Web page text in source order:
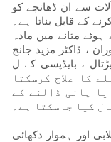
سے ان ڈھانچے کو
کے قابل بناتا ہے۔
مثانے میں مادہ
، ڈاکٹر مزید جانچ
پڑتال ، بایڈپسی کے ل any ٹشو کو ہٹا سکتا ہے اور ممکنہ
کا علاج کرسکتا
پانی ڈالنے کے
کیا جاسکتا ہے۔
اور ہموار دکھائی